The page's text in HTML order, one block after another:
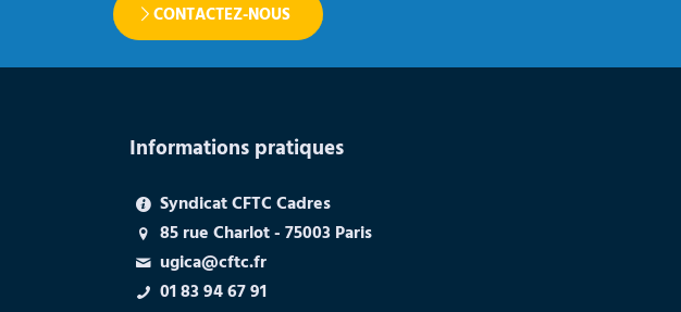
CONTACTEZ-NOUS
Informations pratiques
Syndicat CFTC Cadres
85 rue Charlot - 75003 Paris
ugica@cftc.fr
01 83 94 67 91